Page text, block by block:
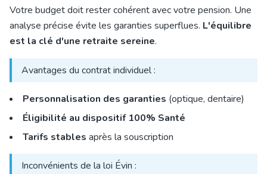
Votre budget doit rester cohérent avec votre pension. Une
analyse précise évite les garanties superflues. L'équilibre
est la clé d'une retraite sereine.
Avantages du contrat individuel :
Personnalisation des garanties (optique, dentaire)
Éligibilité au dispositif 100% Santé
Tarifs stables après la souscription
Inconvénients de la loi Évin :